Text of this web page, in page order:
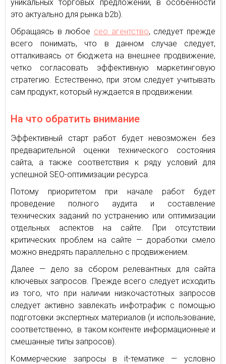
уникальных торговых предложений, в особенности
это актуально для рынка b2b).
Обращаясь в любое сео агентство, следует прежде
всего понимать, что в данном случае следует,
отталкиваясь от бюджета на внешнее продвижение,
четко согласовать эффективную маркетинговую
стратегию. Естественно, при этом следует учитывать
сам продукт, который нуждается в продвижении.
На что обратить внимание
Эффективный старт работ будет невозможен без
предварительной оценки технического состояния
сайта, а также соответствия к ряду условий для
успешной SEO-оптимизации ресурса.
Потому приоритетом при начале работ будет
проведение полного аудита и составление
технических заданий по устранению или оптимизации
отдельных аспектов на сайте. При отсутствии
критических проблем на сайте — доработки смело
можно внедрять параллельно с продвижением.
Далее — дело за сбором релевантных для сайта
ключевых запросов. Прежде всего следует исходить
из того, что при наличии низкочастотных запросов
следует активно завлекать инфотрафик с помощью
подготовки экспертных материалов (и использование,
соответственно, в таком контенте информационные и
смешанные типы запросов).
Коммерческие запросы в it-тематике — условно